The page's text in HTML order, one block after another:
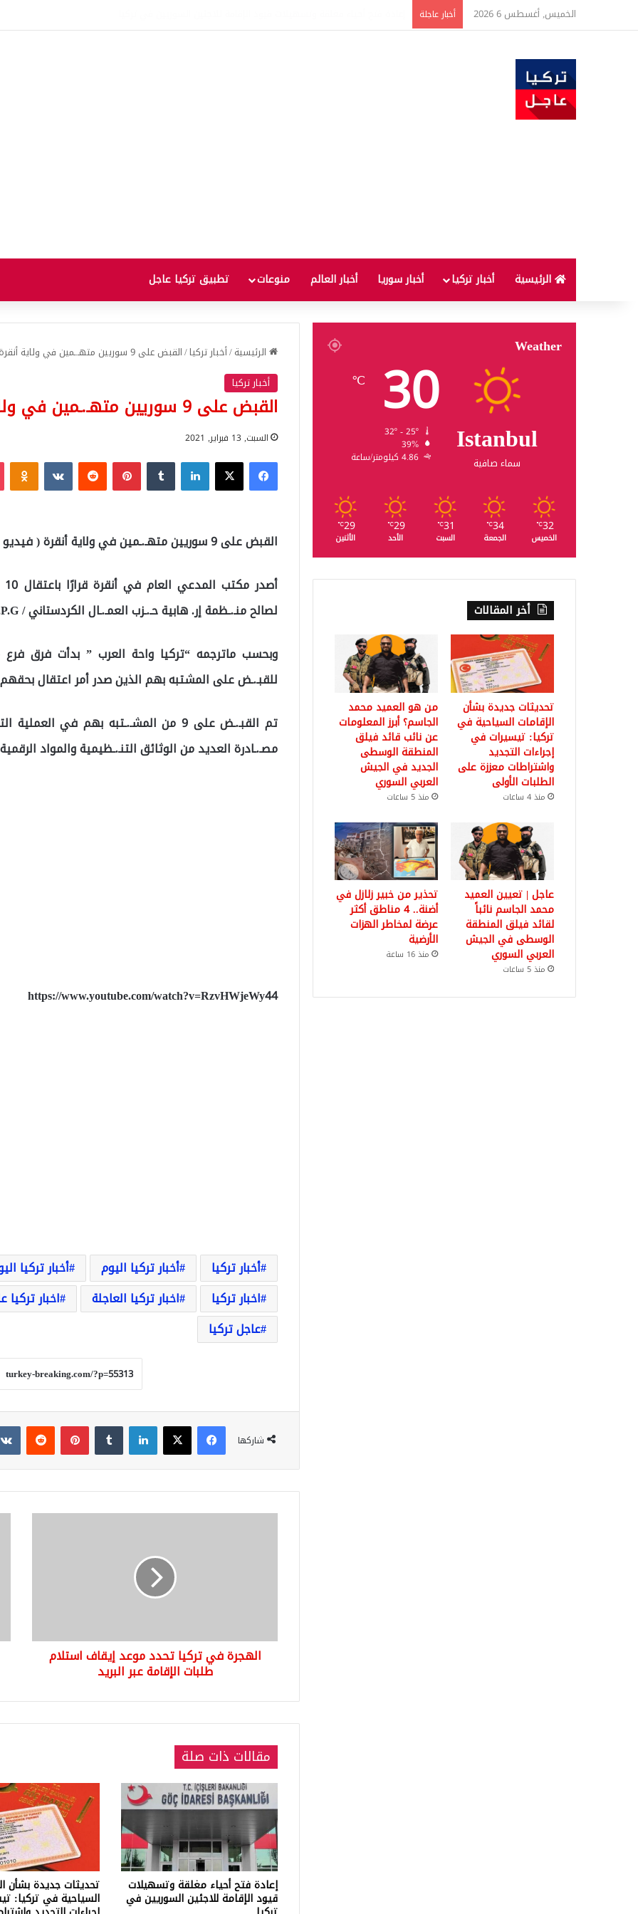
الخميس, أغسطس 6 2026 أخبار عاجلة
الرئيسية أخبار تركيا أخبار سوريا أخبار العالم منوعات تطبيق تركيا عاجل
الرئيسية/أخبار تركيا/القبض على 9 سوريين متهـ.ـمين في ولاية أنقرة ( فيديو )
أخبار تركيا
القبض على 9 سوريين متهـ.ـمين في ولاية أنقرة ( فيديو )
السبت, 13 فبراير, 2021
فيسبوك‫X لينكدإن بينتيريست
القبض على 9 سوريين متهـ.ـمين في ولاية أنقرة ( فيديو )
لصالح منـ.ـظمة إر. هابية حـ.ـزب العمـ.ـال الكردستاني / K.C.K-P.Y.D / Y.P.G.
وبحسب ماترجمه “تركيا واحة العرب ” بدأت فرق فرع
للقبـ.ـض على المشتبه بهم الذين صدر أمر اعتقال
تم القبـ.ـض على 9 من المشـ.ـتبه بهم في
مصـ.ـادرة العديد من الوثائق التنـ.ـظيمية والمواد
https://www.youtube.com/watch?v=RzvHWjeWy44
أخبار تركيا أخبار تركيا اليوم أخبار تركيا
اخبار تركيا
اخبار تركيا العاجلة اخبار تركيا
عاجل تركيا
شاركها
فيسبوك‫X لينكدإن بينتيريست
الإقامة
الهجرة في تركيا تحدد موعد إيقاف استلام
طلبات الإقامة عبر البريد
مقالات ذات صلة
إعادة فتح أحياء مغلقة وتسهيلات
قيود الإقامة للاجئين السوريين في
تحديثات جديدة بشأن
السياحية في تركيا:
Weather
Istanbul
سماء صافية
30
℃
39%
4.86 كيلومتر/ساعة
32
℃
الخميس
34
℃
الجمعة
31
℃
السبت
29
℃
الأحد
29
℃
الأثنين
أخر المقالات
تحديثات جديدة بشأن
الإقامات السياحية في
تركيا: تيسيرات في
إجراءات التجديد
واشتراطات معززة على
الطلبات الأولى
منذ 4 ساعات
من هو العميد محمد
الجاسم؟ أبرز المعلومات
عن نائب قائد فيلق
المنطقة الوسطى
الجديد في الجيش
العربي السوري
منذ 5 ساعات
عاجل | تعيين العميد
محمد الجاسم نائباً
لقائد فيلق المنطقة
الوسطى في الجيش
العربي السوري
منذ 5 ساعات
تحذير من خبير زلازل في
أضنة.. 4 مناطق أكثر
عرضة لمخاطر الهزات
الأرضية
منذ 16 ساعة